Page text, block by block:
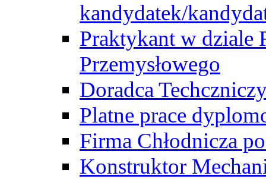
kandydatek/
Praktykant w dziale
Przemysłowego
Doradca
Platne prace
Firma Chłodnicza
Konstruktor